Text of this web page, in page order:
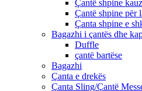
Çantë shpine
Çantë shpine për
Çanta shpine e
Bagazhi i çantës dhe
Duffle
çantë bartëse
Bagazhi
Çanta e drekës
Çanta Sling/Çantë